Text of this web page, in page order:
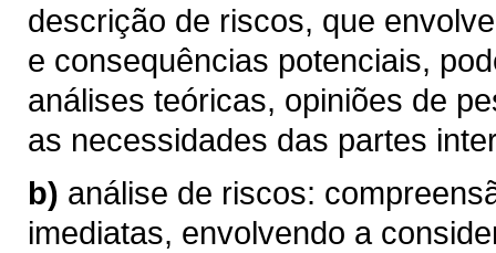
descrição de riscos, que
e consequências potenciais,
análises teóricas, opiniões de
as necessidades das partes
b) análise de riscos:
imediatas, envolvendo a